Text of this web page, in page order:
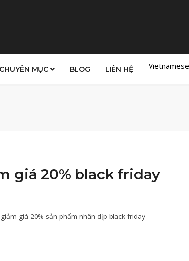
MỤC BLOG LIÊN HỆ Vietnamese
giá 20% black friday
giá 20% sản phẩm nhân dịp black friday